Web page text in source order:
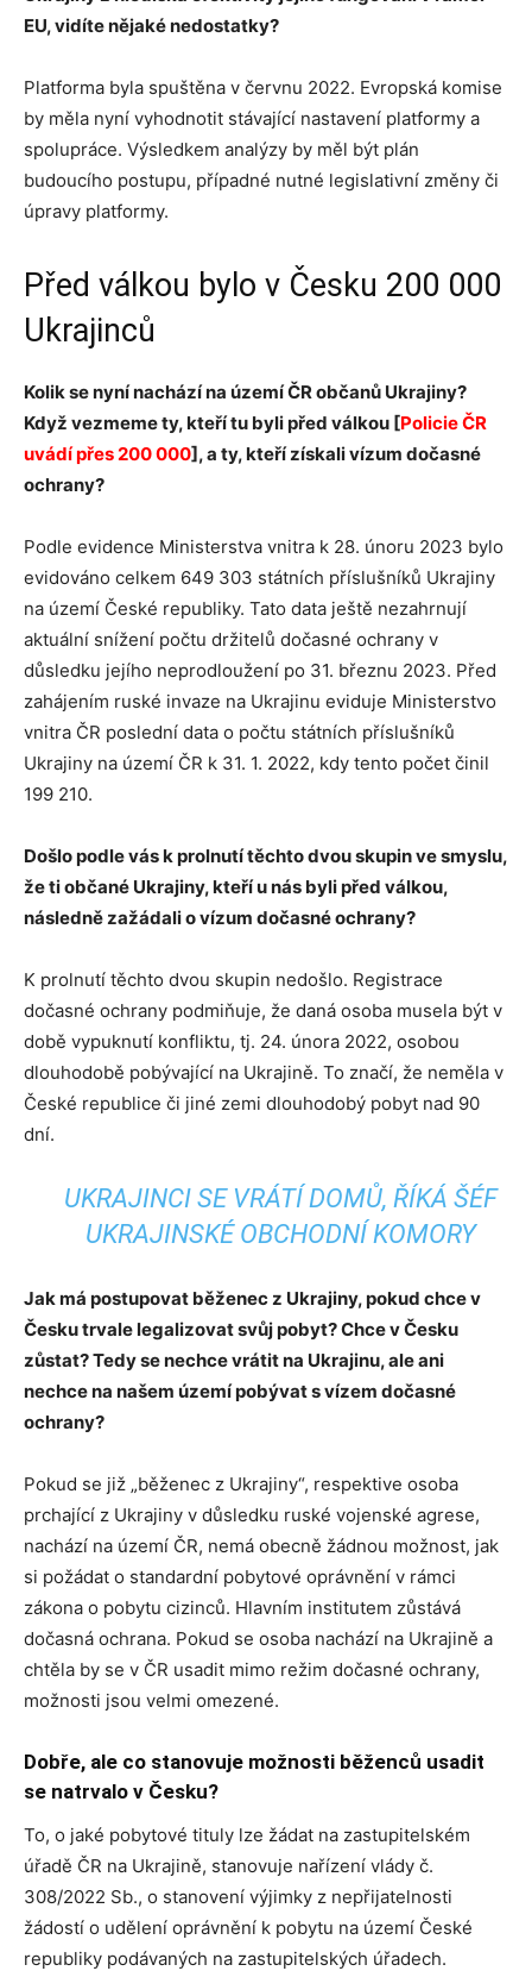
EU, vidíte nějaké nedostatky?
Platforma byla spuštěna v červnu 2022. Evropská komise
by měla nyní vyhodnotit stávající nastavení platformy a
spolupráce. Výsledkem analýzy by měl být plán
budoucího postupu, případné nutné legislativní změny či
úpravy platformy.
Před válkou bylo v Česku 200 000
Ukrajinců
Kolik se nyní nachází na území ČR občanů Ukrajiny?
Když vezmeme ty, kteří tu byli před válkou [Policie ČR
uvádí přes 200 000], a ty, kteří získali vízum dočasné
ochrany?
Podle evidence Ministerstva vnitra k 28. únoru 2023 bylo
evidováno celkem 649 303 státních příslušníků Ukrajiny
na území České republiky. Tato data ještě nezahrnují
aktuální snížení počtu držitelů dočasné ochrany v
důsledku jejího neprodloužení po 31. březnu 2023. Před
zahájením ruské invaze na Ukrajinu eviduje Ministerstvo
vnitra ČR poslední data o počtu státních příslušníků
Ukrajiny na území ČR k 31. 1. 2022, kdy tento počet činil
199 210.
Došlo podle vás k prolnutí těchto dvou skupin ve smyslu,
že ti občané Ukrajiny, kteří u nás byli před válkou,
následně zažádali o vízum dočasné ochrany?
K prolnutí těchto dvou skupin nedošlo. Registrace
dočasné ochrany podmiňuje, že daná osoba musela být v
době vypuknutí konfliktu, tj. 24. února 2022, osobou
dlouhodobě pobývající na Ukrajině. To značí, že neměla v
České republice či jiné zemi dlouhodobý pobyt nad 90
dní.
UKRAJINCI SE VRÁTÍ DOMŮ, ŘÍKÁ ŠÉF
UKRAJINSKÉ OBCHODNÍ KOMORY
Jak má postupovat běženec z Ukrajiny, pokud chce v
Česku trvale legalizovat svůj pobyt? Chce v Česku
zůstat? Tedy se nechce vrátit na Ukrajinu, ale ani
nechce na našem území pobývat s vízem dočasné
ochrany?
Pokud se již „běženec z Ukrajiny“, respektive osoba
prchající z Ukrajiny v důsledku ruské vojenské agrese,
nachází na území ČR, nemá obecně žádnou možnost, jak
si požádat o standardní pobytové oprávnění v rámci
zákona o pobytu cizinců. Hlavním institutem zůstává
dočasná ochrana. Pokud se osoba nachází na Ukrajině a
chtěla by se v ČR usadit mimo režim dočasné ochrany,
možnosti jsou velmi omezené.
Dobře, ale co stanovuje možnosti běženců usadit
se natrvalo v Česku?
To, o jaké pobytové tituly lze žádat na zastupitelském
úřadě ČR na Ukrajině, stanovuje nařízení vlády č.
308/2022 Sb., o stanovení výjimky z nepřijatelnosti
žádostí o udělení oprávnění k pobytu na území České
republiky podávaných na zastupitelských úřadech.